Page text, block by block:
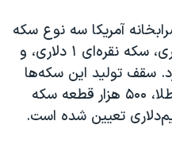
آمریکا سه نوع سکه
یادبود شامل سکه طلای ۵ دلاری، سکه نقره‌ای ۱ دلاری، و
سقف تولید این سکه‌ها
به ترتیب ۱۰۰ هزار قطعه سکه طلا، ۵۰۰ هزار قطعه سکه